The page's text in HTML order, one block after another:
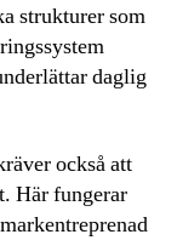
strukturer som
daglig
också att
Här fungerar